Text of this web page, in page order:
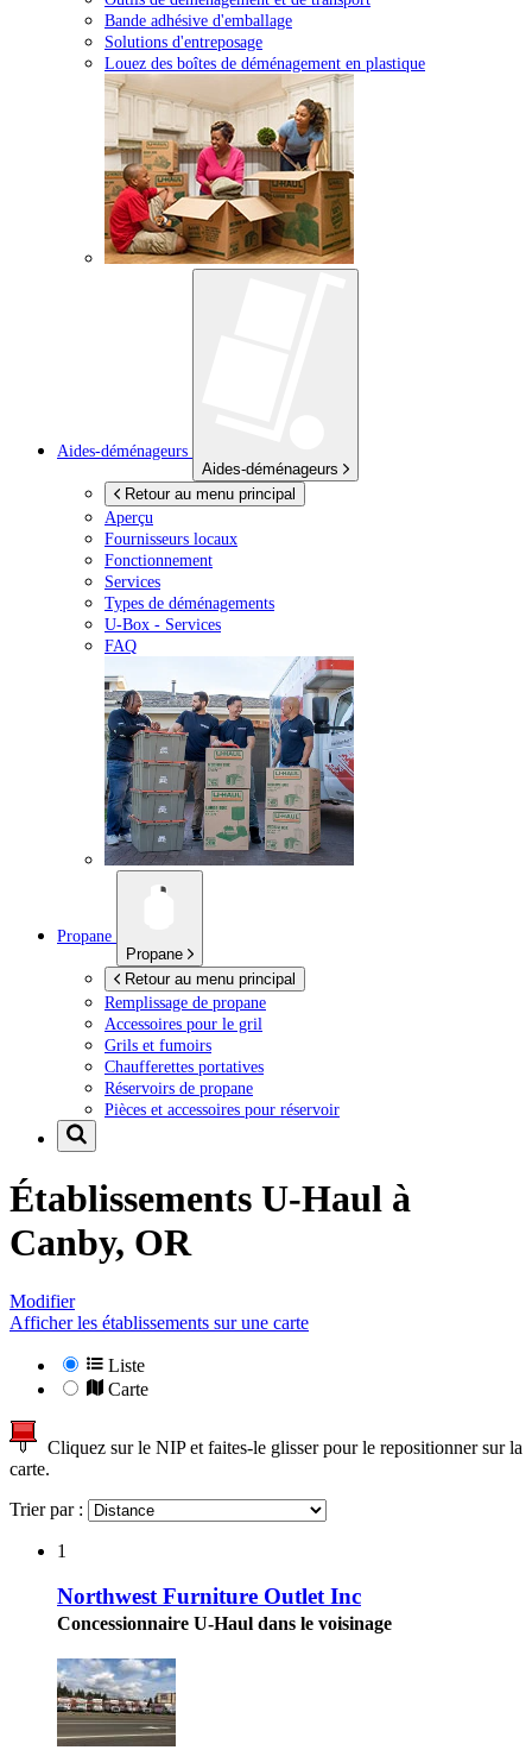
Bande adhésive d'emballage
Solutions d'entreposage
Louez des boîtes de déménagement en plastique
Aides-déménageurs
Aides-déménageurs
Retour au menu principal
Aperçu
Fournisseurs locaux
Fonctionnement
Services
Types de déménagements
U-Box - Services
FAQ
Propane
Propane
Retour au menu principal
Remplissage de propane
Accessoires pour le gril
Grils et fumoirs
Chaufferettes portatives
Réservoirs de propane
Pièces et accessoires pour réservoir
Établissements U-Haul à
Canby, OR
Modifier
Afficher les établissements sur une carte
Liste
Carte
Cliquez sur le NIP et faites-le glisser pour le repositionner sur la
carte.
Trier par :
1
Northwest Furniture Outlet Inc
Concessionnaire U-Haul dans le voisinage